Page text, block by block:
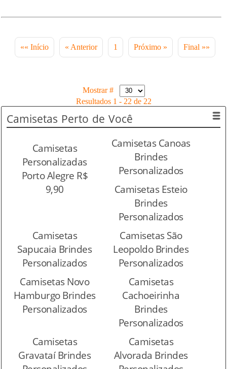
«« Início « Anterior 1 Próximo » Final »»
Mostrar #
Resultados 1 - 22 de 22
Camisetas Perto de Você
Camisetas
Personalizadas
Porto Alegre R$
9,90
Camisetas Canoas
Brindes
Personalizados
Camisetas Esteio
Brindes
Personalizados
Camisetas
Sapucaia Brindes
Personalizados
Camisetas São
Leopoldo Brindes
Personalizados
Camisetas Novo
Hamburgo Brindes
Personalizados
Camisetas
Cachoeirinha
Brindes
Personalizados
Camisetas
Gravataí Brindes
Camisetas
Alvorada Brindes